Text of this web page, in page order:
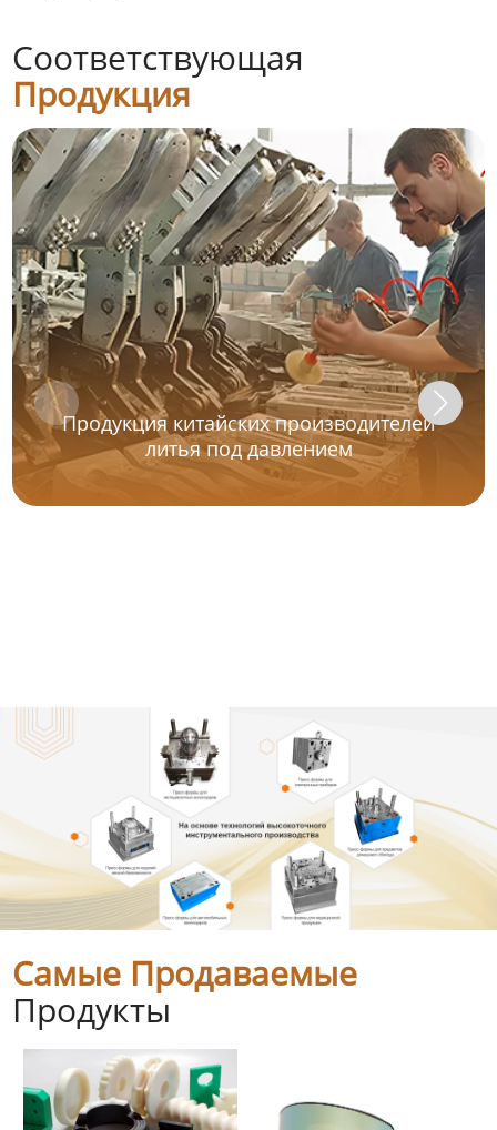
Соответствующая
Продукция
Продукция китайских производителей
литья под давлением
Самые Продаваемые
Продукты